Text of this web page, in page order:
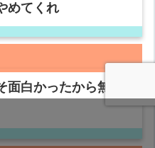
めてくれ
白かったから無く